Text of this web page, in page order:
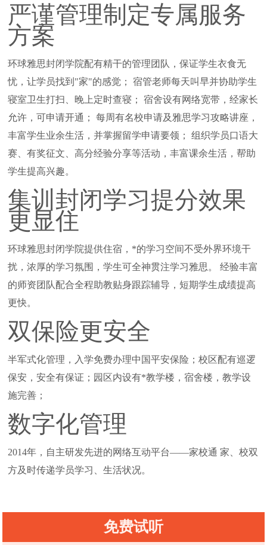
严谨管理制定专属服务
方案
环球雅思封闭学院配有精干的管理团队，保证学生衣食无
忧，让学员找到"家"的感觉； 宿管老师每天叫早并协助学生
寝室卫生打扫、晚上定时查寝； 宿舍设有网络宽带，经家长
允许，可申请开通； 每周有名校申请及雅思学习攻略讲座，
丰富学生业余生活，并掌握留学申请要领； 组织学员口语大
赛、有奖征文、高分经验分享等活动，丰富课余生活，帮助
学生提高兴趣。
集训封闭学习提分效果
更显住
环球雅思封闭学院提供住宿，*的学习空间不受外界环境干
扰，浓厚的学习氛围，学生可全神贯注学习雅思。 经验丰富
的师资团队配合全程助教贴身跟踪辅导，短期学生成绩提高
更快。
双保险更安全
半军式化管理，入学免费办理中国平安保险；校区配有巡逻
保安，安全有保证；园区内设有*教学楼，宿舍楼，教学设
施完善；
数字化管理
2014年，自主研发先进的网络互动平台——家校通 家、校双
方及时传递学员学习、生活状况。
免费试听